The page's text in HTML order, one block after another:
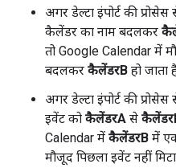
अगर डेल्टा इंपोर्ट की
कैलेंडर का नाम बदलकर
तो Google Calendar में
बदलकर कैलेंडरB हो जाता
अगर डेल्टा इंपोर्ट की
इवेंट को कैलेंडरA से
Calendar में कैलेंडरB में
मौजूद पिछला इवेंट नहीं